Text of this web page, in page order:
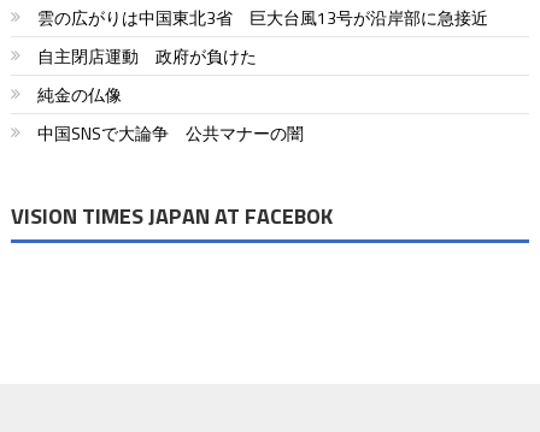
雲の広がりは中国東北3省 巨大台風13号が沿岸部に急接近
自主閉店運動 政府が負けた
純金の仏像
中国SNSで大論争 公共マナーの闇
VISION TIMES JAPAN AT FACEBOK